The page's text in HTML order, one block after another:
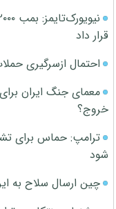
قرار داد
احتمال ازسرگیری
معمای جنگ ایران
خروج؟
ترامپ: حماس برای
شود
چین ارسال سلاح به